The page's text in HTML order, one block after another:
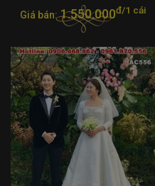
Giá bán:1.550.000đ/1 cái